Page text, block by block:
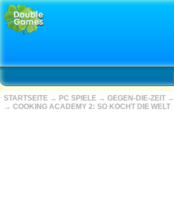
STARTSEITE → PC SPIELE → GEGEN-DIE-ZEIT →
→ COOKING ACADEMY 2: SO KOCHT DIE WELT